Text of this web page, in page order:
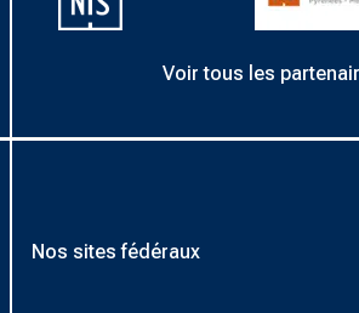
Voir tous les
Nos sites fédéraux